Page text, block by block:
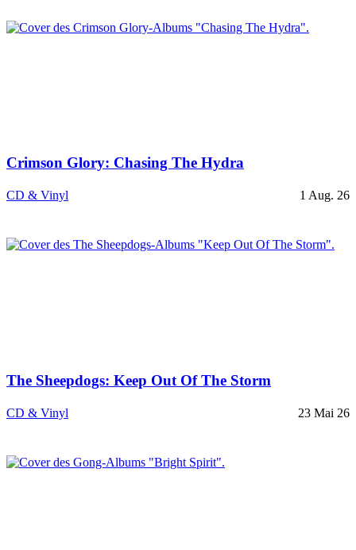
Crimson Glory: Chasing The Hydra
CD & Vinyl 1 Aug. 26
The Sheepdogs: Keep Out Of The Storm
CD & Vinyl 23 Mai 26